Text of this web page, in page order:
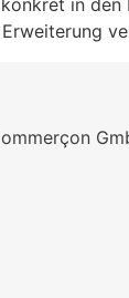
in den